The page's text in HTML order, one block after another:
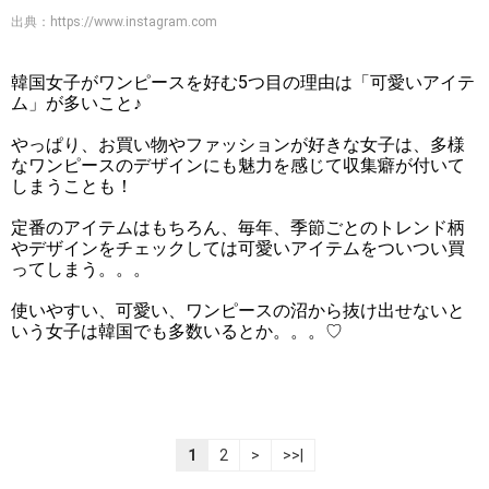
出典： https://www.instagram.com
韓国女子がワンピースを好む5つ目の理由は「可愛いアイテ
ム」が多いこと♪
やっぱり、お買い物やファッションが好きな女子は、多様
なワンピースのデザインにも魅力を感じて収集癖が付いて
しまうことも！
定番のアイテムはもちろん、毎年、季節ごとのトレンド柄
やデザインをチェックしては可愛いアイテムをついつい買
ってしまう。。。
使いやすい、可愛い、ワンピースの沼から抜け出せないと
いう女子は韓国でも多数いるとか。。。♡
1 2 > >>|